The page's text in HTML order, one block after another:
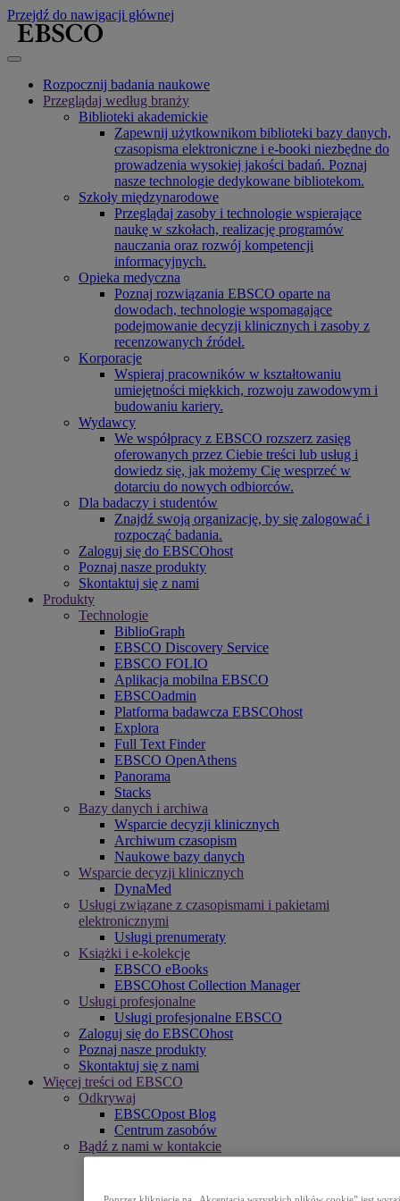
Przejdź do nawigacji głównej
Rozpocznij badania naukowe
Przeglądaj według branży
Biblioteki akademickie
Zapewnij użytkownikom biblioteki bazy danych,
czasopisma elektroniczne i e-booki niezbędne do
prowadzenia wysokiej jakości badań. Poznaj
nasze technologie dedykowane bibliotekom.
Szkoły międzynarodowe
Przeglądaj zasoby i technologie wspierające
naukę w szkołach, realizację programów
nauczania oraz rozwój kompetencji
informacyjnych.
Opieka medyczna
Poznaj rozwiązania EBSCO oparte na
dowodach, technologie wspomagające
podejmowanie decyzji klinicznych i zasoby z
recenzowanych źródeł.
Korporacje
Wspieraj pracowników w kształtowaniu
umiejętności miękkich, rozwoju zawodowym i
budowaniu kariery.
Wydawcy
We współpracy z EBSCO rozszerz zasięg
oferowanych przez Ciebie treści lub usług i
dowiedz się, jak możemy Cię wesprzeć w
dotarciu do nowych odbiorców.
Dla badaczy i studentów
Znajdź swoją organizację, by się zalogować i
rozpocząć badania.
Zaloguj się do EBSCOhost
Poznaj nasze produkty
Skontaktuj się z nami
Produkty
Technologie
BiblioGraph
EBSCO Discovery Service
EBSCO FOLIO
Aplikacja mobilna EBSCO
EBSCOadmin
Platforma badawcza EBSCOhost
Explora
Full Text Finder
EBSCO OpenAthens
Panorama
Stacks
Bazy danych i archiwa
Wsparcie decyzji klinicznych
Archiwum czasopism
Naukowe bazy danych
Wsparcie decyzji klinicznych
DynaMed
Usługi związane z czasopismami i pakietami
elektronicznymi
Usługi prenumeraty
Książki i e-kolekcje
EBSCO eBooks
EBSCOhost Collection Manager
Usługi profesjonalne
Usługi profesjonalne EBSCO
Zaloguj się do EBSCOhost
Poznaj nasze produkty
Skontaktuj się z nami
Więcej treści od EBSCO
Odkrywaj
EBSCOpost Blog
Centrum zasobów
Bądź z nami w kontakcie
Wydarzenia
Newslettery